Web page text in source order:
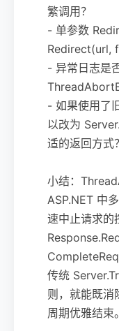
繁调用？
- 单参数
Redirect(url,
- 异常日志是
- 如果使用了
以改为
适的返回方式？
小结：
ASP.NET 中
速中止请求的
传统
则，就能既消
周期优雅结束。